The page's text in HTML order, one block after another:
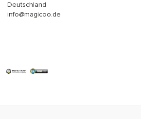
Deutschland
info@magicoo.de